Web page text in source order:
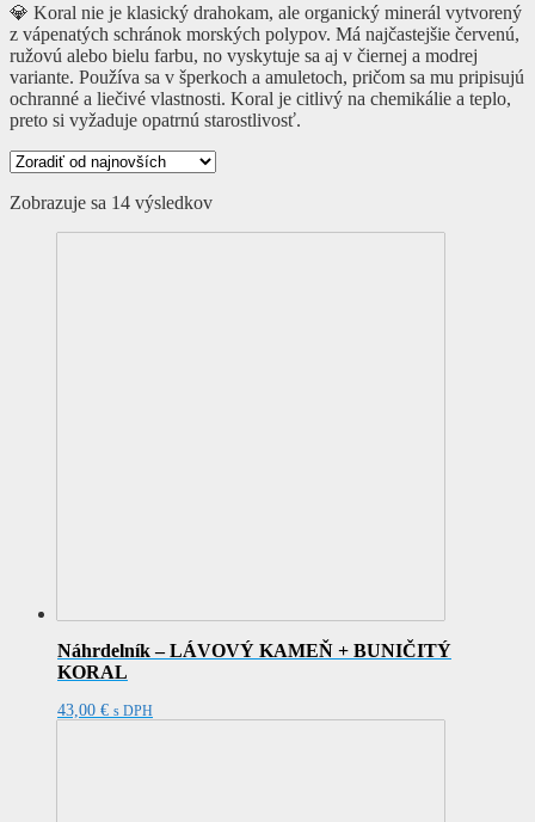
💎 Koral nie je klasický drahokam, ale organický minerál vytvorený
z vápenatých schránok morských polypov. Má najčastejšie červenú,
ružovú alebo bielu farbu, no vyskytuje sa aj v čiernej a modrej
variante. Používa sa v šperkoch a amuletoch, pričom sa mu pripisujú
ochranné a liečivé vlastnosti. Koral je citlivý na chemikálie a teplo,
preto si vyžaduje opatrnú starostlivosť.
Zobrazuje sa 14 výsledkovZoradené
Náhrdelník – LÁVOVÝ KAMEŇ + BUNIČITÝ
KORAL
43,00 € s DPH